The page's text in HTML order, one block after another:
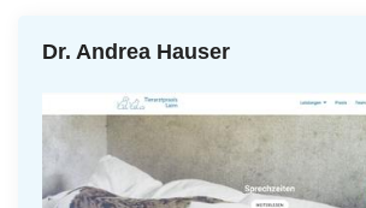
Dr. Andrea Hauser